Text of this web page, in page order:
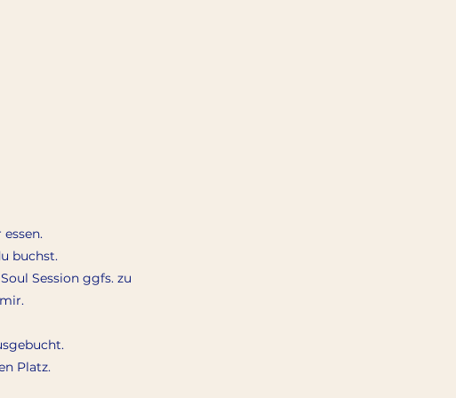
buchst.
Session ggfs. zu
Platz.